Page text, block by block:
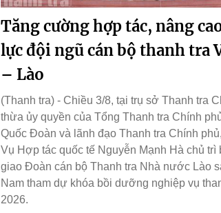
Tăng cường hợp tác, nâng
lực đội ngũ cán bộ thanh tra
– Lào
(Thanh tra) - Chiều 3/8, tại trụ sở Thanh tra
thừa ủy quyền của Tổng Thanh tra Chính
Quốc Đoàn và lãnh đạo Thanh tra Chính
Vụ Hợp tác quốc tế Nguyễn Mạnh Hà chủ trì
giao Đoàn cán bộ Thanh tra Nhà nước Lào
Nam tham dự khóa bồi dưỡng nghiệp vụ
2026.